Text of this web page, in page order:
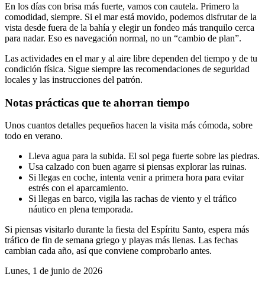
En los días con brisa más fuerte, vamos con cautela. Primero la
comodidad, siempre. Si el mar está movido, podemos disfrutar de la
vista desde fuera de la bahía y elegir un fondeo más tranquilo cerca
para nadar. Eso es navegación normal, no un “cambio de plan”.
Las actividades en el mar y al aire libre dependen del tiempo y de tu
condición física. Sigue siempre las recomendaciones de seguridad
locales y las instrucciones del patrón.
Notas prácticas que te ahorran tiempo
Unos cuantos detalles pequeños hacen la visita más cómoda, sobre
todo en verano.
Lleva agua para la subida. El sol pega fuerte sobre las piedras.
Usa calzado con buen agarre si piensas explorar las ruinas.
Si llegas en coche, intenta venir a primera hora para evitar
estrés con el aparcamiento.
Si llegas en barco, vigila las rachas de viento y el tráfico
náutico en plena temporada.
Si piensas visitarlo durante la fiesta del Espíritu Santo, espera más
tráfico de fin de semana griego y playas más llenas. Las fechas
cambian cada año, así que conviene comprobarlo antes.
Lunes, 1 de junio de 2026